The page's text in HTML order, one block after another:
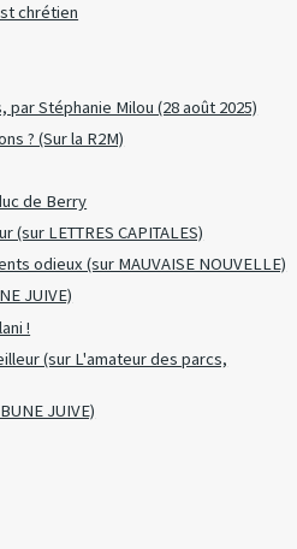
chrétien
par Stéphanie Milou (28 août 2025)
? (Sur la R2M)
de Berry
(sur LETTRES CAPITALES)
odieux (sur MAUVAISE NOUVELLE)
JUIVE)
!
(sur L'amateur des parcs,
JUIVE)